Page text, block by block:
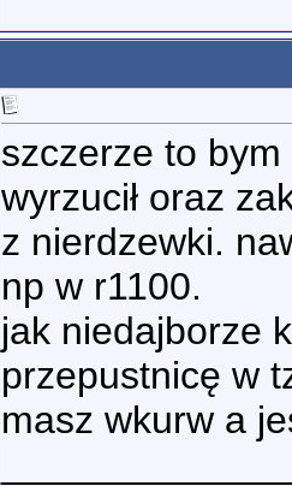
szczerze to bym
wyrzucił oraz
z nierdzewki.
np w r1100.
jak niedajborze
przepustnicę w
masz wkurw a